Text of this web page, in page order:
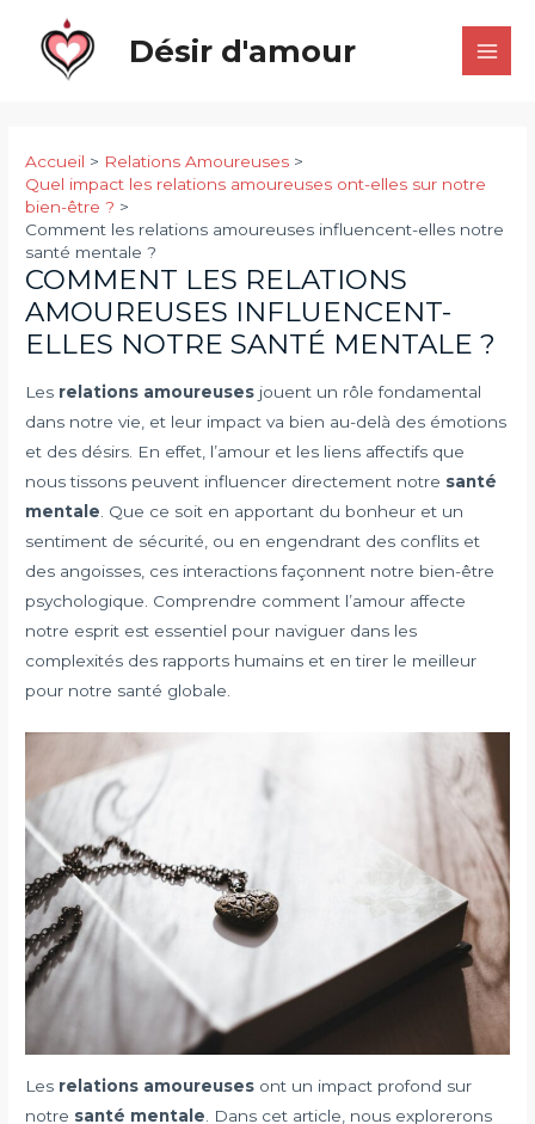
contenu
Désir d'amour
Main
Accueil
Relations Amoureuses
Quel impact les relations amoureuses ont-elles sur notre
bien-être ?
Comment les relations amoureuses influencent-elles notre
santé mentale ?
COMMENT LES RELATIONS
AMOUREUSES INFLUENCENT-
ELLES NOTRE SANTÉ MENTALE ?
Les relations amoureuses jouent un rôle fondamental
dans notre vie, et leur impact va bien au-delà des émotions
et des désirs. En effet, l’amour et les liens affectifs que
nous tissons peuvent influencer directement notre santé
mentale . Que ce soit en apportant du bonheur et un
sentiment de sécurité, ou en engendrant des conflits et
des angoisses, ces interactions façonnent notre bien-être
psychologique. Comprendre comment l’amour affecte
notre esprit est essentiel pour naviguer dans les
complexités des rapports humains et en tirer le meilleur
pour notre santé globale.
Les relations amoureuses ont un impact profond sur
notre santé mentale . Dans cet article, nous explorerons